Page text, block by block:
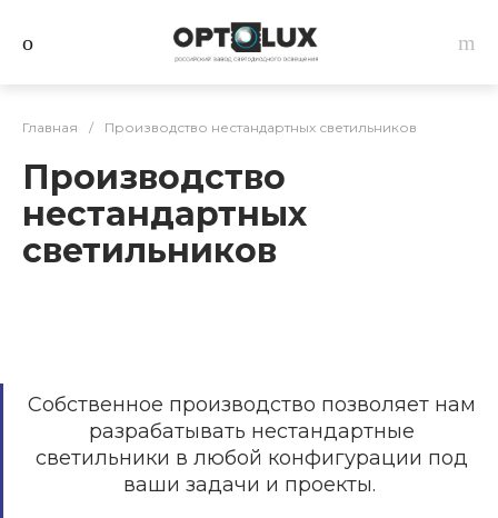
Главная / Производство нестандартных светильников
Производство
нестандартных
светильников
Собственное производство позволяет нам
разрабатывать нестандартные
светильники в любой конфигурации под
ваши задачи и проекты.